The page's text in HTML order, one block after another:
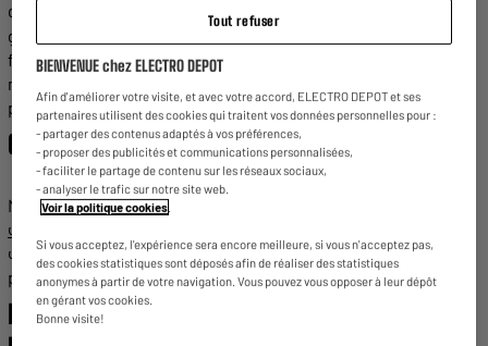
davantage d’énergie au fil du temps. Elles peuvent aussi
générer de
frigorifique peut nuire à votre santé. Une petite dose inhalée
n’est pas toxique, mais les plus grosses
provoquer des dommages aux poumons.
Quandentretenirunclimatiseur?
N’attendez pas lapanne
climatiseur
coûts. Faireréaliserunemaintenanceune fois par an vous
permettrad’assurer le bonfonctionnementde votre appareil.
Peut-onentretenir
Tout refuser
BIENVENUE chez ELECTRO DEPOT
Afin d'améliorer votre visite, et avec votre accord, ELECTRO DEPOT et ses
partenaires utilisent des cookies qui traitent vos données personnelles pour :
- partager des contenus adaptés à vos préférences,
- proposer des publicités et communications personnalisées,
- faciliter le partage de contenu sur les réseaux sociaux,
- analyser le trafic sur notre site web.
Voir la politique cookies
Si vous acceptez, l'expérience sera encore meilleure, si vous n'acceptez pas,
des cookies statistiques sont déposés afin de réaliser des statistiques
anonymes à partir de votre navigation. Vous pouvez vous opposer à leur dépôt
en gérant vos cookies.
Bonne visite!